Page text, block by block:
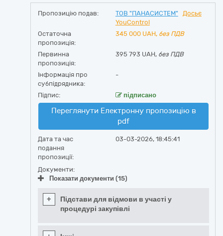
Пропозицію подав: ТОВ "ПАНАСИСТЕМ"
Досьє
YouControl
Остаточна
пропозиція:
345 000 UAH, без ПДВ
Первинна
пропозиція:
395 793 UAH, без ПДВ
Інформація про
субпідрядника:
-
Підпис: підписано
Переглянути Електронну пропозицію в
pdf
Дата та час
подання
пропозиції:
03-03-2026, 18:45:41
Документи:
Показати документи (15)
+
Підстави для відмови в участі у
процедурі закупівлі